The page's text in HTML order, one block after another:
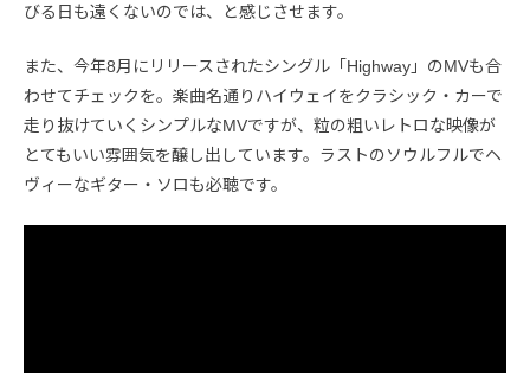
びる日も遠くないのでは、と感じさせます。
また、今年8月にリリースされたシングル「Highway」のMVも合
わせてチェックを。楽曲名通りハイウェイをクラシック・カーで
走り抜けていくシンプルなMVですが、粒の粗いレトロな映像が
とてもいい雰囲気を醸し出しています。ラストのソウルフルでヘ
ヴィーなギター・ソロも必聴です。